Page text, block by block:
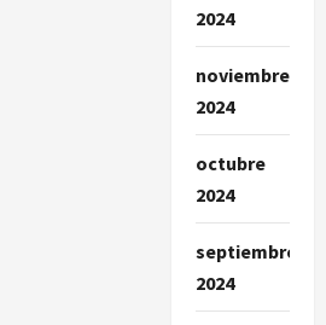
2024
noviembre
2024
octubre
2024
septiembre
2024